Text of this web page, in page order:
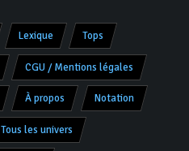
Lexique Tops
CGU / Mentions légales
À propos Notation
Tous les univers